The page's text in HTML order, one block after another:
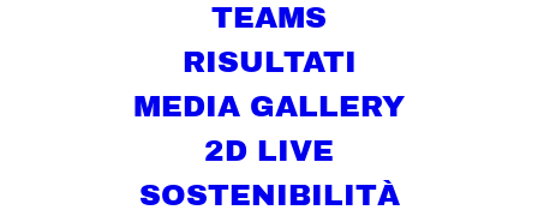
TEAMS
RISULTATI
MEDIA GALLERY
2D LIVE
SOSTENIBILITÀ